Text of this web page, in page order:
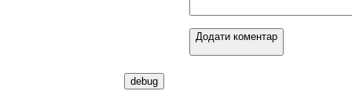
Додати коментар